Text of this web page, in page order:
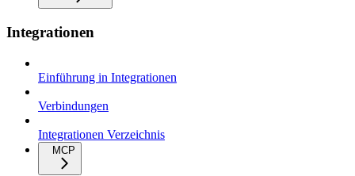
Integrationen
Einführung in Integrationen
Verbindungen
Integrationen Verzeichnis
MCP